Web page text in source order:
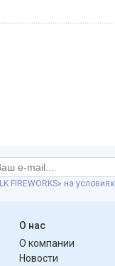
на условиях
О нас
О компании
Новости